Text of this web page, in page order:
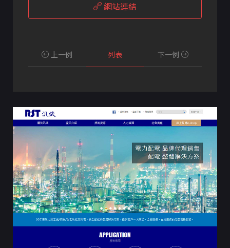
網站連結
上一例 列表 下一例